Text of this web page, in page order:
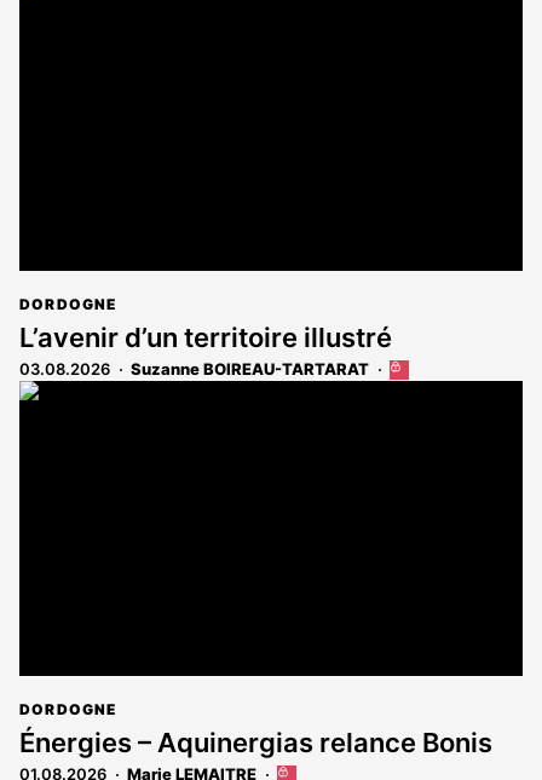
DORDOGNE
L’avenir d’un territoire illustré
03.08.2026 Suzanne BOIREAU-TARTARAT
Cet
DORDOGNE
Énergies – Aquinergias relance Bonis
01.08.2026 Marie LEMAITRE Cet